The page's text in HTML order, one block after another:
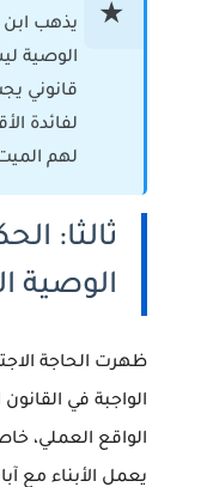
يذهب ابن
الوصية
قانوني
لفائدة
لهم
ثالثا:
الوصية
ظهرت الحاجة
الواجبة في
الواقع العملي،
يعمل الأبناء مع